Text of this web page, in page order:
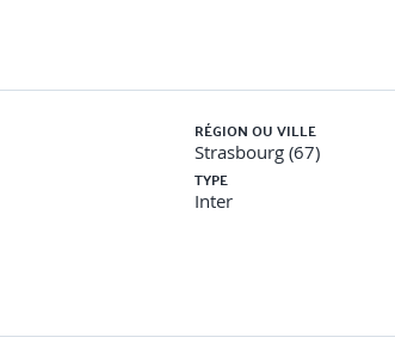
RÉGION OU VILLE
Strasbourg (67)
TYPE
Inter